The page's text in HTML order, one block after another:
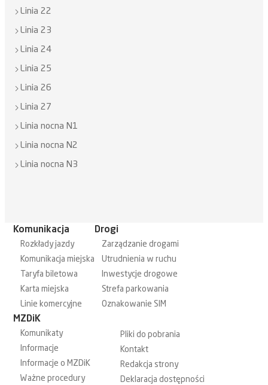
Linia 22
Linia 23
Linia 24
Linia 25
Linia 26
Linia 27
Linia nocna N1
Linia nocna N2
Linia nocna N3
Komunikacja
Rozkłady jazdy
Komunikacja miejska
Taryfa biletowa
Karta miejska
Linie komercyjne
Drogi
Zarządzanie drogami
Utrudnienia w ruchu
Inwestycje drogowe
Strefa parkowania
Oznakowanie SIM
MZDiK
Komunikaty
Informacje
Informacje o MZDiK
Ważne procedury
Pliki do pobrania
Kontakt
Redakcja strony
Deklaracja dostępności